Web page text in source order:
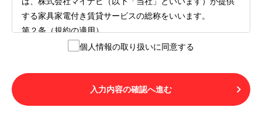
する家具家電付き賃貸サービスの総称をいいます。
第２条（規約の適用）
１.本サービスを利用する者（以下「利用者」といいます）
LIVINGご契約にあたり取得する個人情報の取り扱いについ
て」の内容をすべて承諾したものとみなされます。不承諾
の意思表示は、本サービスを利用しないことをもってのみ
個人情報の取り扱いに同意する
入力内容の確認へ進む